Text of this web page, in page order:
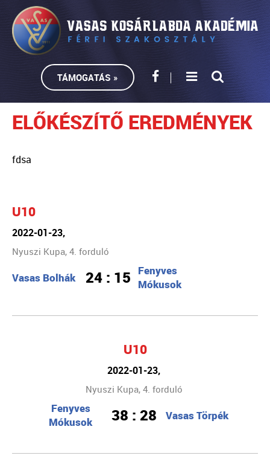
TÁMOGATÁS »
ELŐKÉSZÍTŐ EREDMÉNYEK
fdsa
U10
2022-01-23,
Nyuszi Kupa, 4. forduló
Vasas Bolhák 24 : 15
Fenyves
Mókusok
U10
2022-01-23,
Nyuszi Kupa, 4. forduló
Fenyves
Mókusok
38 : 28 Vasas Törpék